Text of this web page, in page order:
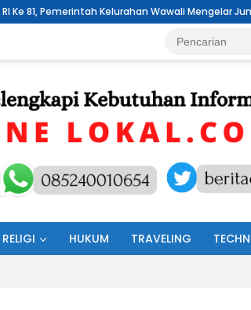
Wawali Mengelar Jumat Bersih
HUKUM TRAVELING